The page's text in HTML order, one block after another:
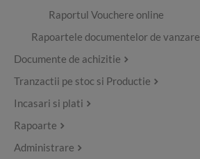
Raportul Vouchere online
Rapoartele documentelor de vanzare
Documente de achizitie
Tranzactii pe stoc si Productie
Incasari si plati
Rapoarte
Administrare